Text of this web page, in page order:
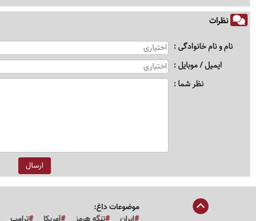
نظرات
نام و نام خانوادگی
ایمیل / موبایل
نظر شما
موضوعات داغ: